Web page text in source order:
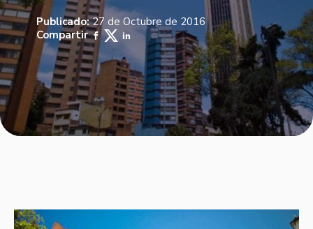
Publicado:27 de Octubre de 2016
Compartir